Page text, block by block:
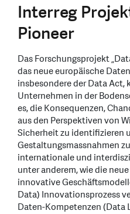
Interreg
Pioneer
Das Forschungsprojekt
das neue europäische
insbesondere der Data
Unternehmen in der
es, die Konsequenzen,
aus den Perspektiven von
Sicherheit zu identifizieren
Gestaltungsmassnahmen
internationale und
unter anderem, wie die
innovative
Data) Innovationsprozess
Daten-Kompetenzen (Data